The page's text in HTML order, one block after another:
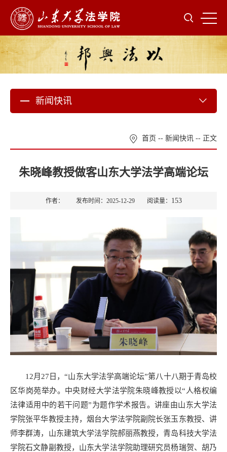
新闻快讯
首页 -- 新闻快讯 -- 正文
朱晓峰教授做客山东大学法学高端论坛
作者： 发布时间：2025-12-29 阅读量： 153
12月27日，“山东大学法学高端论坛”第八十八期于青岛校
区华岗苑举办。中央财经大学法学院朱晓峰教授以“人格权编
法律适用中的若干问题”为题作学术报告。讲座由山东大学法
学院张平华教授主持，烟台大学法学院副院长张玉东教授、讲
师李群涛，山东建筑大学法学院郝丽燕教授，青岛科技大学法
学院石文静副教授，山东大学法学院助理研究员杨瑞贺、胡乃